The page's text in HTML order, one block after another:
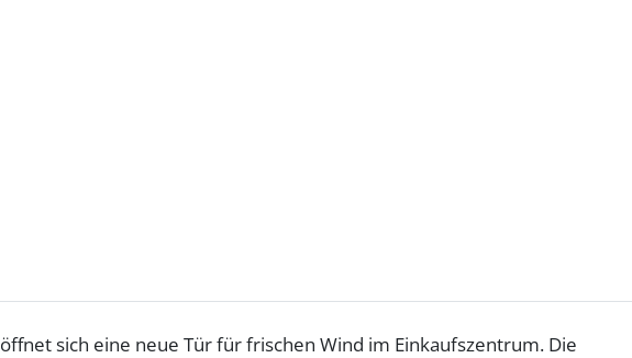
öffnet sich eine neue Tür für frischen Wind im Einkaufszentrum. Die